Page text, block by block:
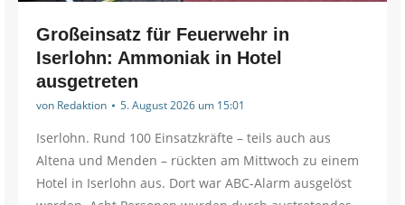
Großeinsatz für Feuerwehr in
Iserlohn: Ammoniak in Hotel
ausgetreten
von Redaktion 5. August 2026 um 15:01
Iserlohn. Rund 100 Einsatzkräfte – teils auch aus
Altena und Menden – rückten am Mittwoch zu einem
Hotel in Iserlohn aus. Dort war ABC-Alarm ausgelöst